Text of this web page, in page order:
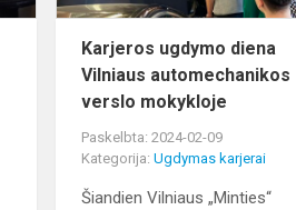
Karjeros ugdymo diena
Vilniaus automechanikos
verslo mokykloje
Paskelbta: 2024-02-09
Kategorija:Ugdymas karjerai
Šiandien Vilniaus „Minties“